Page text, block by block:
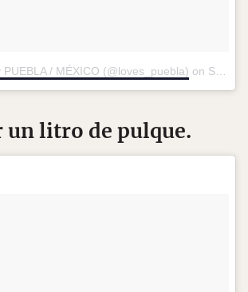
/ MÉXICO (@loves_puebla) on Sep 12, 2016 at 8:24pm PDT
un litro de pulque.